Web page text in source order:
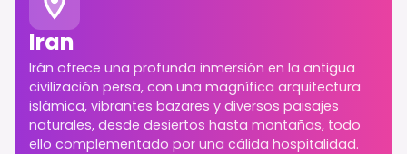
Iran
Irán ofrece una profunda inmersión en la antigua
civilización persa, con una magnífica arquitectura
islámica, vibrantes bazares y diversos paisajes
naturales, desde desiertos hasta montañas, todo
ello complementado por una cálida hospitalidad.